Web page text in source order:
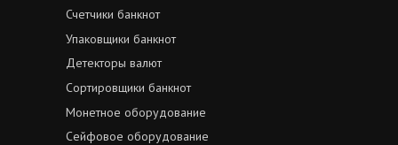
Счетчики банкнот
Детекторы валют
Упаковщики банкнот
Сортировщики банкнот
Монетное оборудование
Сейфовое оборудование